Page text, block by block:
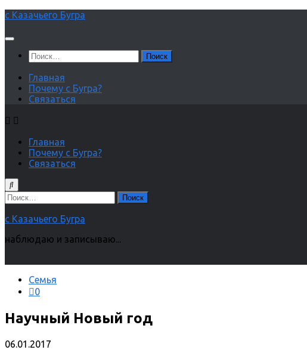
Перейти
содержимому
с Казачьего Бугра
Найти:
Главная
Почему с Бугра?
Связаться
Главная
Почему с Бугра?
Связаться
Найти:
с Казачьего Бугра
наблюдаю и записываю...
Семья
0
Научный Новый год
06.01.2017